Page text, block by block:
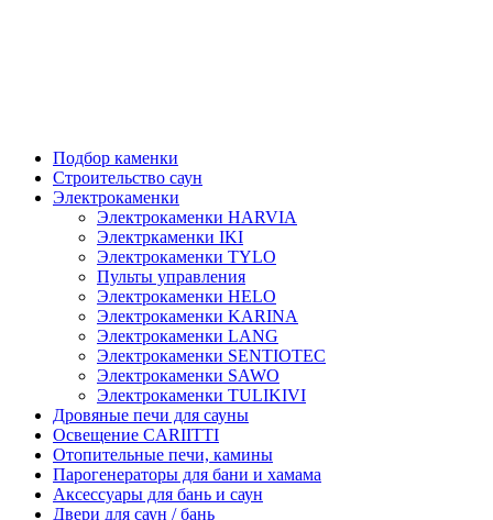
Подбор каменки
Строительство саун
Электрокаменки
Электрокаменки HARVIA
Электркаменки IKI
Электрокаменки TYLO
Пульты управления
Электрокаменки HELO
Электрокаменки KARINA
Электрокаменки LANG
Электрокаменки SENTIOTEC
Электрокаменки SAWO
Электрокаменки TULIKIVI
Дровяные печи для сауны
Освещение CARIITTI
Отопительные печи, камины
Парогенераторы для бани и хамама
Аксессуары для бань и саун
Двери для саун / бань